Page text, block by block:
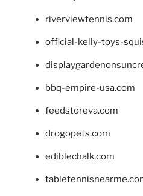
riverviewtennis.com
official-kelly-toys-
bbq-empire-usa.com
feedstoreva.com
drogopets.com
ediblechalk.com